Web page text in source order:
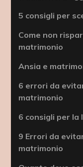
5 consigli per
Come non
matrimonio
Ansia e
6 errori da
matrimonio
6 consigli per
9 Errori da
matrimonio